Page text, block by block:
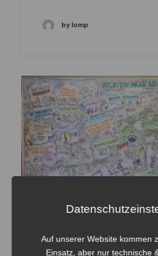
by lomp
Diakonie Baden
Auf unserer Website kommen
Einsatz, aber nur technische